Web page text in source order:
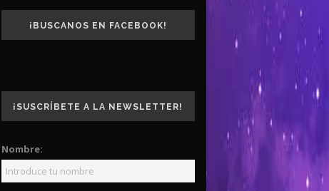
¡BUSCANOS EN FACEBOOK!
¡SUSCRÍBETE A LA NEWSLETTER!
Nombre: